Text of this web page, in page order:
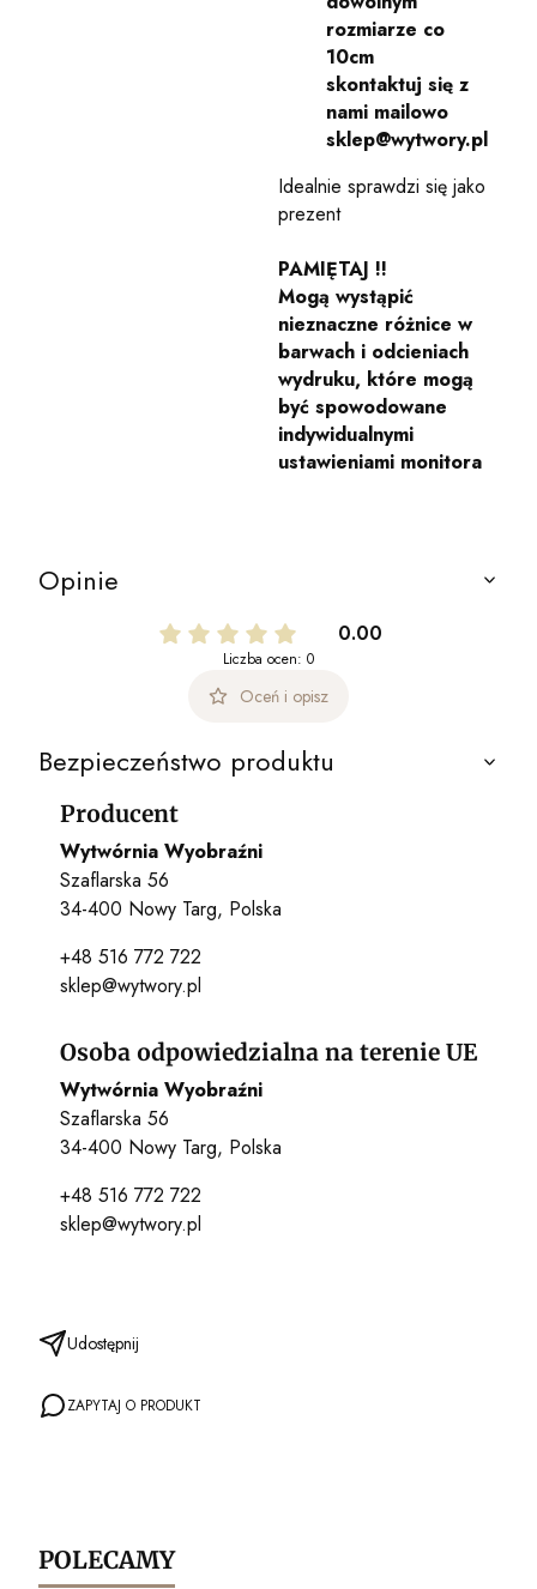
rozmiarze co
10cm
skontaktuj się z
nami mailowo
sklep@wytwory.pl
Idealnie sprawdzi się jako
prezent
PAMIĘTAJ !!
Mogą wystąpić
nieznaczne różnice w
barwach i odcieniach
wydruku, które mogą
być spowodowane
indywidualnymi
ustawieniami monitora
Opinie
0.00
Liczba ocen: 0
Oceń i opisz
Bezpieczeństwo produktu
Producent
Wytwórnia Wyobraźni
Szaflarska 56
34-400 Nowy Targ, Polska
+48 516 772 722
sklep@wytwory.pl
Osoba odpowiedzialna na terenie UE
Wytwórnia Wyobraźni
Szaflarska 56
34-400 Nowy Targ, Polska
+48 516 772 722
sklep@wytwory.pl
Udostępnij
ZAPYTAJ O PRODUKT
POLECAMY